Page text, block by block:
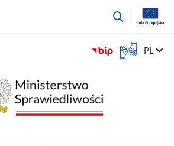
przejdź
Otwórz
okno
Zmień
PL